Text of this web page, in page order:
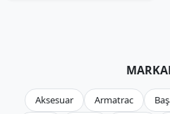
Aksesuar Armatrac